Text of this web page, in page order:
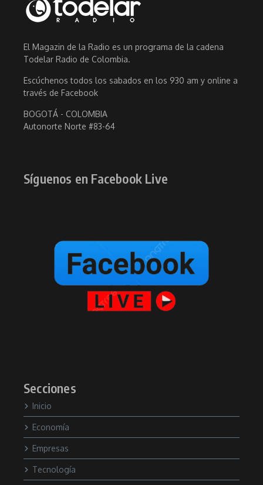
El Magazin de la Radio es un programa de la cadena
Todelar Radio de Colombia.
Escúchenos todos los sabados en los 930 am y online a
través de Facebook
BOGOTÁ - COLOMBIA
Autonorte Norte #83-64
Síguenos en Facebook Live
Secciones
Inicio
Economía
Empresas
Tecnología